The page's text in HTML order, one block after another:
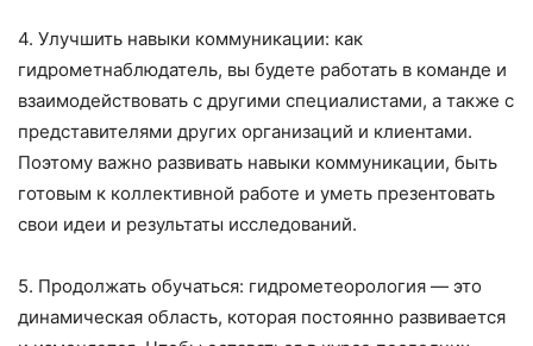
4. Улучшить навыки коммуникации: как
гидрометнаблюдатель, вы будете работать в команде и
взаимодействовать с другими специалистами, а также с
представителями других организаций и клиентами.
Поэтому важно развивать навыки коммуникации, быть
готовым к коллективной работе и уметь презентовать
свои идеи и результаты исследований.
5. Продолжать обучаться: гидрометеорология — это
динамическая область, которая постоянно развивается